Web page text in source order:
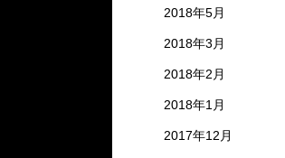
2018年5月
2018年3月
2018年2月
2018年1月
2017年12月